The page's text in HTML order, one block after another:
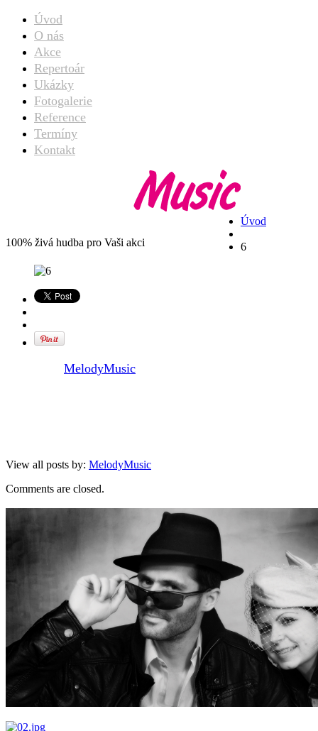
Úvod
O nás
Akce
Repertoár
Ukázky
Fotogalerie
Reference
Termíny
Kontakt
100% živá hudba pro Vaši akci
Úvod
6
MelodyMusic
View all posts by: MelodyMusic
Comments are closed.